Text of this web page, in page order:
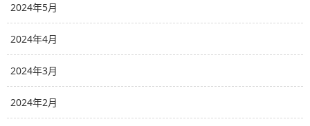
2024年5月
2024年4月
2024年3月
2024年2月